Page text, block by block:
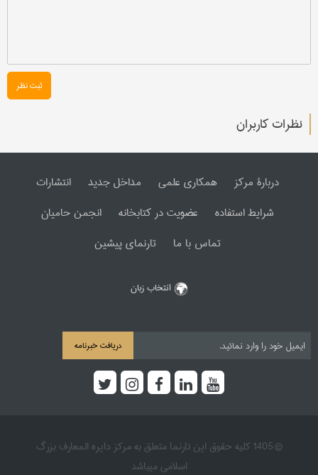
ثبت نظر
نظرات کاربران
دربارۀ مرکز همکاری علمی مداخل جدید
انتشارات
شرایط استفاده
عضویت در کتابخانه
انجمن حامیان
تماس با ما
تارنمای پیشین
انتخاب زبان
دریافت خبرنامه
© 1405 کلیه حقوق این تارنما متعلق به مرکز دایره المعارف بزرگ
اسلامی میباشد